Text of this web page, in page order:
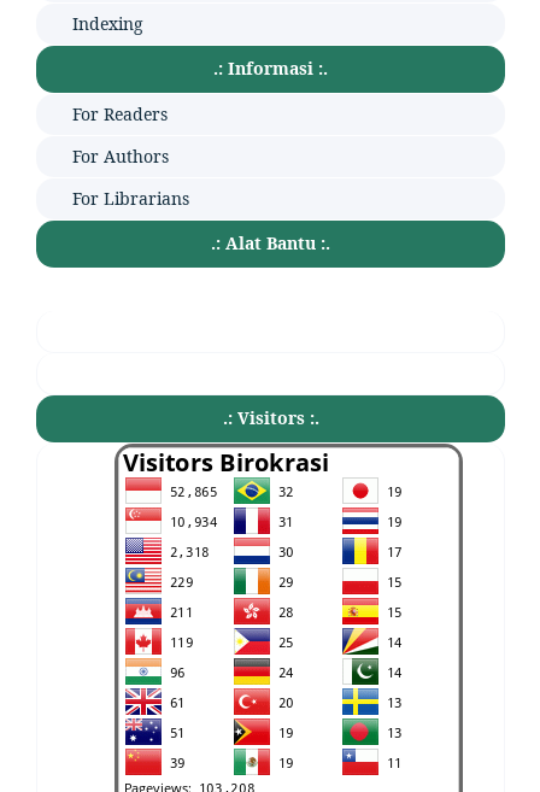
Indexing
.: Informasi :.
For Readers
For Authors
For Librarians
.: Alat Bantu :.
.: Visitors :.